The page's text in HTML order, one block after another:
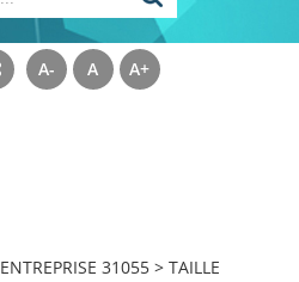
A- A A+
ENTREPRISE 31055 > TAILLE